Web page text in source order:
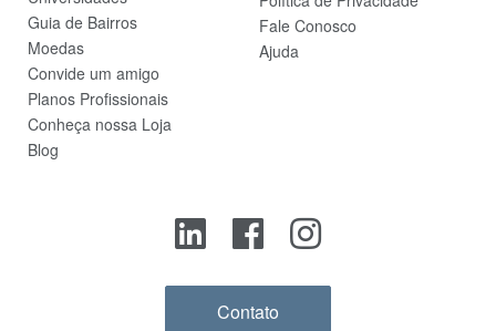
Guia de Bairros
Moedas
Convide um amigo
Planos Profissionais
Conheça nossa Loja
Blog
Fale Conosco
Ajuda
Contato